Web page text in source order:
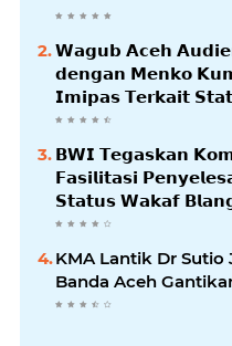
𝗪𝗮𝗴𝘂𝗯 𝗔𝗰𝗲𝗵
𝗱𝗲𝗻𝗴𝗮𝗻 𝗠𝗲𝗻𝗸𝗼
𝗜𝗺𝗶𝗽𝗮𝘀 𝗧𝗲𝗿𝗸𝗮𝗶𝘁
𝗕𝗹𝗮𝗻𝗴𝗽𝗮𝗱𝗮𝗻𝗴
𝗕𝗪𝗜 𝗧𝗲𝗴𝗮𝘀𝗸𝗮𝗻
𝗙𝗮𝘀𝗶𝗹𝗶𝘁𝗮𝘀𝗶
𝗦𝘁𝗮𝘁𝘂𝘀 𝗪𝗮𝗸𝗮𝗳
KMA Lantik Dr Sutio
Banda Aceh